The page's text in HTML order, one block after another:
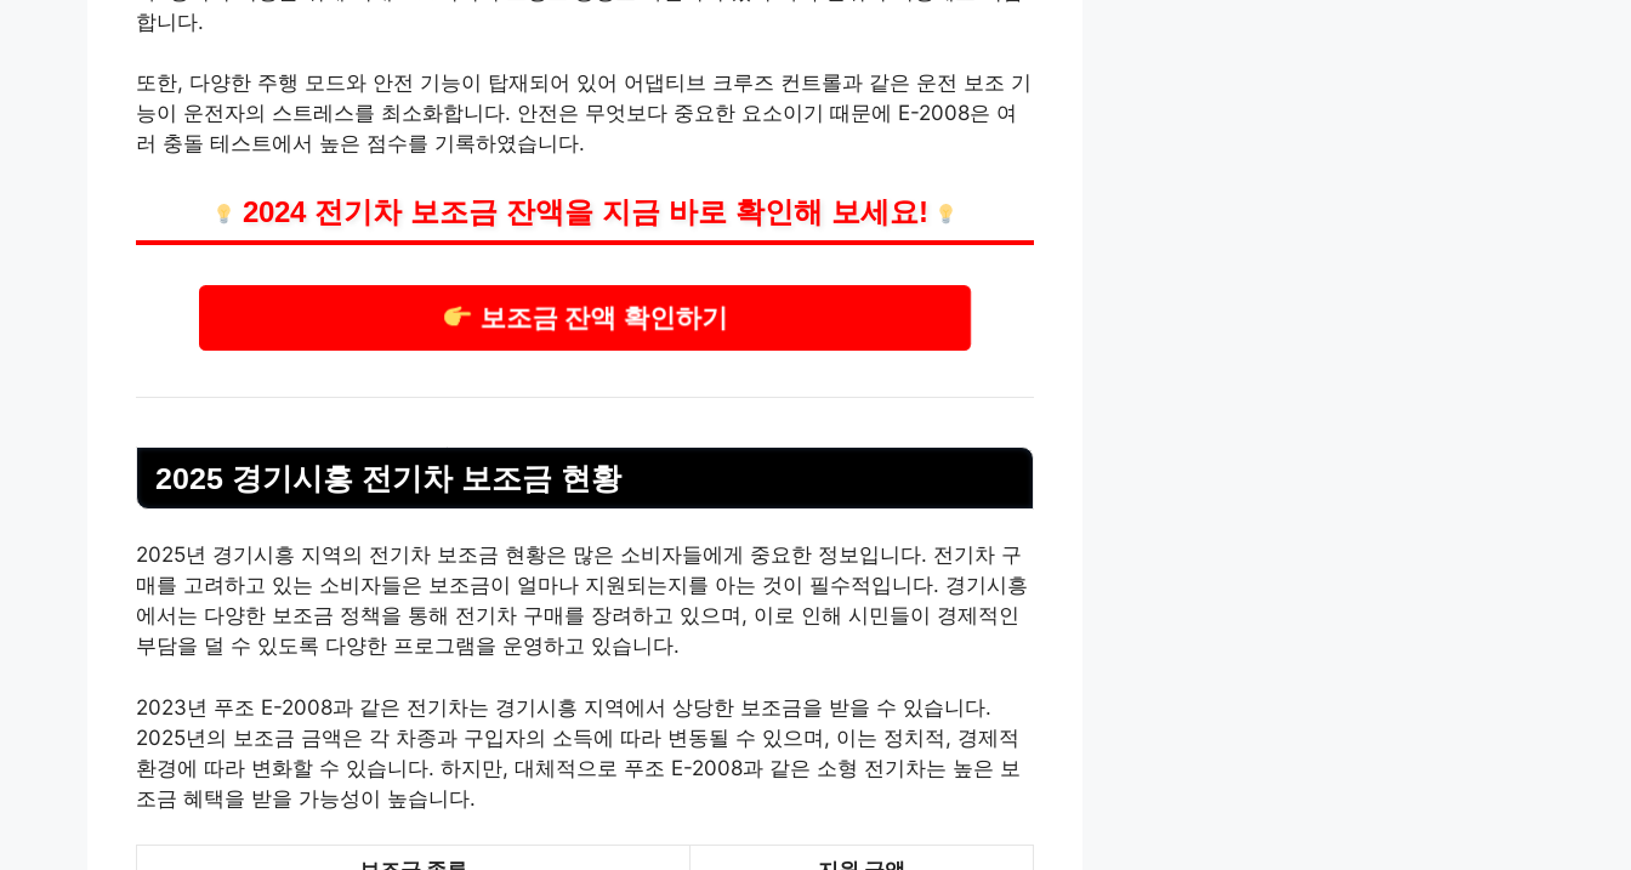
합니다.
또한, 다양한 주행 모드와 안전 기능이 탑재되어 있어 어댑티브 크루즈 컨트롤과 같은 운전 보조 기
능이 운전자의 스트레스를 최소화합니다. 안전은 무엇보다 중요한 요소이기 때문에 E-2008은 여
러 충돌 테스트에서 높은 점수를 기록하였습니다.
2024 전기차 보조금 잔액을 지금 바로 확인해 보세요!
보조금 잔액 확인하기
2025 경기시흥 전기차 보조금 현황
2025년 경기시흥 지역의 전기차 보조금 현황은 많은 소비자들에게 중요한 정보입니다. 전기차 구
매를 고려하고 있는 소비자들은 보조금이 얼마나 지원되는지를 아는 것이 필수적입니다. 경기시흥
에서는 다양한 보조금 정책을 통해 전기차 구매를 장려하고 있으며, 이로 인해 시민들이 경제적인
부담을 덜 수 있도록 다양한 프로그램을 운영하고 있습니다.
2023년 푸조 E-2008과 같은 전기차는 경기시흥 지역에서 상당한 보조금을 받을 수 있습니다.
2025년의 보조금 금액은 각 차종과 구입자의 소득에 따라 변동될 수 있으며, 이는 정치적, 경제적
환경에 따라 변화할 수 있습니다. 하지만, 대체적으로 푸조 E-2008과 같은 소형 전기차는 높은 보
조금 혜택을 받을 가능성이 높습니다.